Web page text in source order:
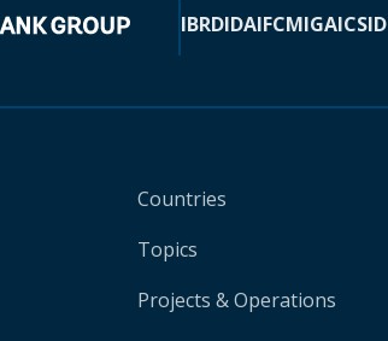
IBRDIDAIFCMIGAICSID
Countries
Topics
Projects & Operations